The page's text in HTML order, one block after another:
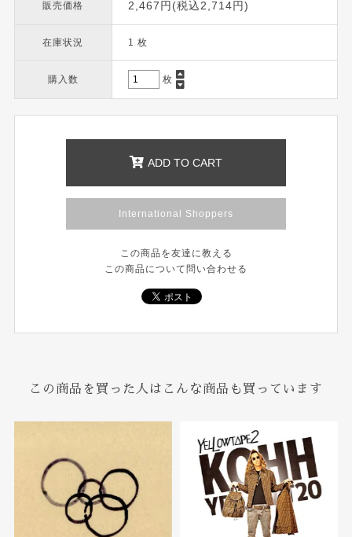
販売価格 2,467円(税込2,714円)
在庫状況 1 枚
購入数 枚
ADD TO CART
International Shoppers
この商品を友達に教える
この商品について問い合わせる
この商品を買った人はこんな商品も買っています